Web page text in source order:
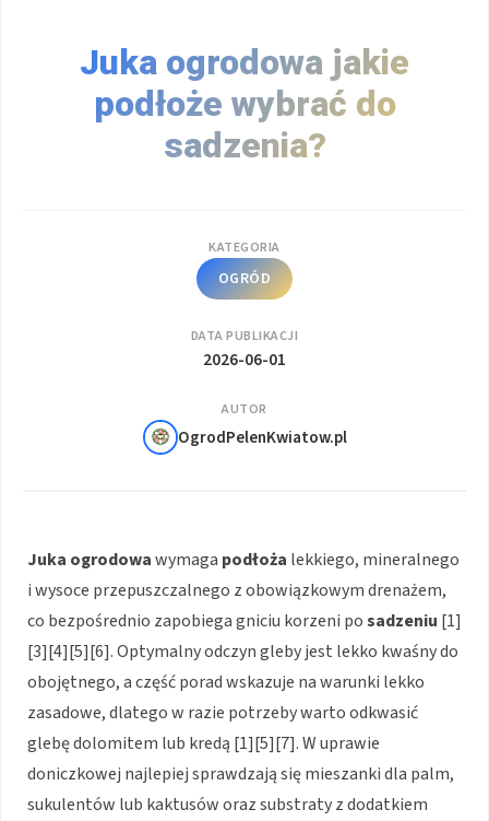
Juka ogrodowa jakie
podłoże wybrać do
sadzenia?
KATEGORIA
OGRÓD
DATA PUBLIKACJI
2026-06-01
AUTOR
OgrodPelenKwiatow.pl
Juka ogrodowawymaga podłoża lekkiego, mineralnego
i wysoce przepuszczalnego z obowiązkowym drenażem,
co bezpośrednio zapobiega gniciu korzeni posadzeniu [1]
[3][4][5][6]. Optymalny odczyn gleby jest lekko kwaśny do
obojętnego, a część porad wskazuje na warunki lekko
zasadowe, dlatego w razie potrzeby warto odkwasić
glebę dolomitem lub kredą [1][5][7]. W uprawie
doniczkowej najlepiej sprawdzają się mieszanki dla palm,
sukulentów lub kaktusów oraz substraty z dodatkiem